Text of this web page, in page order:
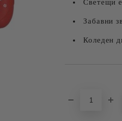
Светещи
Забавни
Коледен